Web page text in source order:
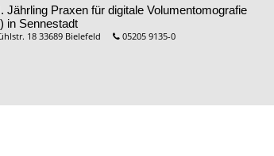
Jährling Praxen für digitale Volumentomografie
in Sennestadt
18 33689 Bielefeld 05205 9135-0